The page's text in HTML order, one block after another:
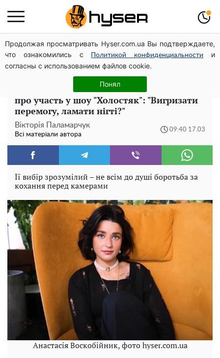
Продолжая просматривать Hyser.com.ua Вы подтверждаете,
что ознакомились с
Политикой конфиденциальности
и
согласны с использованием файлов cookie.
Понял
Дрони із націнкою: Олександр Конотопський вивів
мільйони оборонного бюджету через фіктивну фірму в
Естонії
Відома блогерка "Худе Стерво" розповіла
про участь у шоу "Холостяк": "Вигризати
перемогу, ламати нігті?"
Вікторія Паламарчук
Всі матеріали автора
09:40 17.03
Її вибір зрозумілий – не всім до душі боротьба за
кохання перед камерами
Анастасія Воскобійник, фото hyser.com.ua